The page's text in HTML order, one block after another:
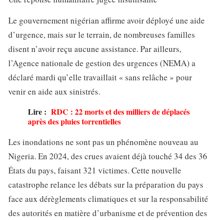
Le gouvernement nigérian affirme avoir déployé une aide
d’urgence, mais sur le terrain, de nombreuses familles
disent n’avoir reçu aucune assistance. Par ailleurs,
l’Agence nationale de gestion des urgences (NEMA) a
déclaré mardi qu’elle travaillait « sans relâche » pour
venir en aide aux sinistrés.
Lire : RDC : 22 morts et des milliers de déplacés
après des pluies torrentielles
Les inondations ne sont pas un phénomène nouveau au
Nigeria. En 2024, des crues avaient déjà touché 34 des 36
États du pays, faisant 321 victimes. Cette nouvelle
catastrophe relance les débats sur la préparation du pays
face aux dérèglements climatiques et sur la responsabilité
des autorités en matière d’urbanisme et de prévention des